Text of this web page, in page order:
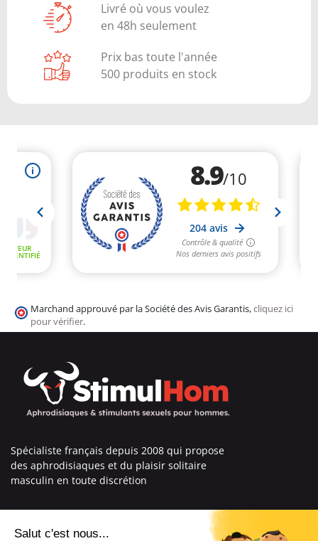
Livré où vous voulez
en 48h seulement
Prix bas toute l'année
500 produits en stock
Marchand approuvé par la Société des Avis Garantis,cliquez ici
pour vérifier.
Spécialiste français depuis 2008 qui propose
des aphrodisiaques et du plaisir solitaire
masculin en toute discrétion